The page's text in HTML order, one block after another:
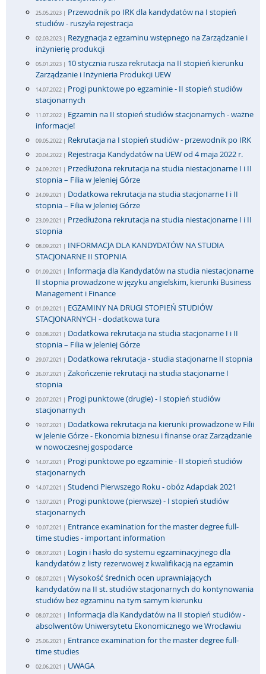
25.05.2023 | Przewodnik po IRK dla kandydatów na I stopień
studiów - ruszyła rejestracja
02.03.2023 | Rezygnacja z egzaminu wstępnego na Zarządzanie i
inżynierię produkcji
05.01.2023 | 10 stycznia rusza rekrutacja na II stopień kierunku
Zarządzanie i Inżynieria Produkcji UEW
14.07.2022 | Progi punktowe po egzaminie - II stopień studiów
stacjonarnych
11.07.2022 | Egzamin na II stopień studiów stacjonarnych - ważne
informacje!
09.05.2022 | Rekrutacja na I stopień studiów - przewodnik po IRK
20.04.2022 | Rejestracja Kandydatów na UEW od 4 maja 2022 r.
24.09.2021 | Przedłużona rekrutacja na studia niestacjonarne I i II
stopnia – Filia w Jeleniej Górze
24.09.2021 | Dodatkowa rekrutacja na studia stacjonarne I i II
stopnia – Filia w Jeleniej Górze
23.09.2021 | Przedłużona rekrutacja na studia niestacjonarne I i II
stopnia
08.09.2021 | INFORMACJA DLA KANDYDATÓW NA STUDIA
STACJONARNE II STOPNIA
01.09.2021 | Informacja dla Kandydatów na studia niestacjonarne
II stopnia prowadzone w języku angielskim, kierunki Business
Management i Finance
01.09.2021 | EGZAMINY NA DRUGI STOPIEŃ STUDIÓW
STACJONARNYCH - dodatkowa tura
03.08.2021 | Dodatkowa rekrutacja na studia stacjonarne I i II
stopnia – Filia w Jeleniej Górze
29.07.2021 | Dodatkowa rekrutacja - studia stacjonarne II stopnia
26.07.2021 | Zakończenie rekrutacji na studia stacjonarne I
stopnia
20.07.2021 | Progi punktowe (drugie) - I stopień studiów
stacjonarnych
19.07.2021 | Dodatkowa rekrutacja na kierunki prowadzone w Filii
w Jelenie Górze - Ekonomia biznesu i finanse oraz Zarządzanie
w nowoczesnej gospodarce
14.07.2021 | Progi punktowe po egzaminie - II stopień studiów
stacjonarnych
14.07.2021 | Studenci Pierwszego Roku - obóz Adapciak 2021
13.07.2021 | Progi punktowe (pierwsze) - I stopień studiów
stacjonarnych
10.07.2021 | Entrance examination for the master degree full-
time studies - important information
08.07.2021 | Login i hasło do systemu egzaminacyjnego dla
kandydatów z listy rezerwowej z kwalifikacją na egzamin
08.07.2021 | Wysokość średnich ocen uprawniających
kandydatów na II st. studiów stacjonarnych do kontynowania
studiów bez egzaminu na tym samym kierunku
08.07.2021 | Informacja dla Kandydatów na II stopień studiów -
absolwentów Uniwersytetu Ekonomicznego we Wrocławiu
25.06.2021 | Entrance examination for the master degree full-
time studies
02.06.2021 | UWAGA